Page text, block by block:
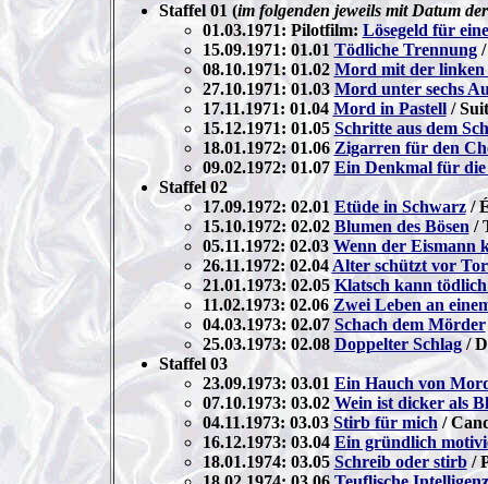
Staffel 01 (im folgenden jeweils mit Datum
01.03.1971: Pilotfilm: Lösegeld für
15.09.1971: 01.01 Tödliche Trennung/
08.10.1971: 01.02 Mord mit der linken
27.10.1971: 01.03 Mord unter sechs
17.11.1971: 01.04 Mord in Pastell/
15.12.1971: 01.05Schritte aus dem
18.01.1972: 01.06 Zigarren für den
09.02.1972: 01.07 Ein Denkmal für
Staffel 02
17.09.1972: 02.01 Etüde in Schwarz/
15.10.1972: 02.02 Blumen des Bösen /
05.11.1972: 02.03 Wenn der Eismann
26.11.1972: 02.04 Alter schützt vor
21.01.1973: 02.05Klatsch kann tödlich
11.02.1973: 02.06Zwei Leben an
04.03.1973: 02.07 Schach dem Mörder
25.03.1973: 02.08 Doppelter Schlag/
Staffel 03
23.09.1973: 03.01 Ein Hauch von
07.10.1973: 03.02Wein ist dicker als
04.11.1973: 03.03 Stirb für mich /
16.12.1973: 03.04 Ein gründlich
18.01.1974: 03.05 Schreib oder stirb/